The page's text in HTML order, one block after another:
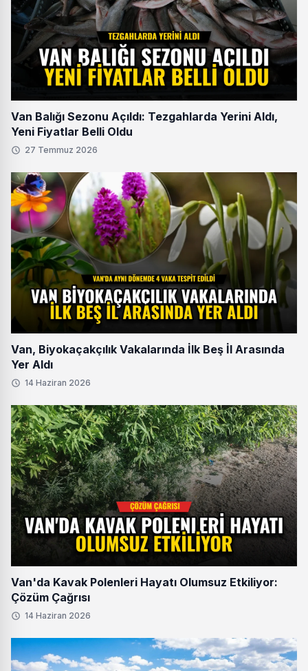
Van Balığı Sezonu Açıldı: Tezgahlarda Yerini Aldı,
Yeni Fiyatlar Belli Oldu
27 Temmuz 2026
Van, Biyokaçakçılık Vakalarında İlk Beş İl Arasında
Yer Aldı
14 Haziran 2026
Van'da Kavak Polenleri Hayatı Olumsuz Etkiliyor:
Çözüm Çağrısı
14 Haziran 2026